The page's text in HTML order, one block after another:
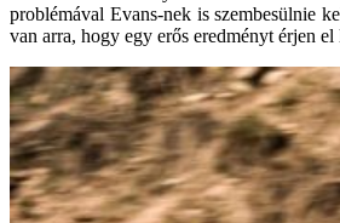
problémával Evans-nek is szembesülnie
van arra, hogy egy erős eredményt érjen